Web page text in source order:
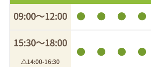
09:00〜12:00 ● ● ● ●
15:30〜18:00
△14:00-16:30
● ● ● ●